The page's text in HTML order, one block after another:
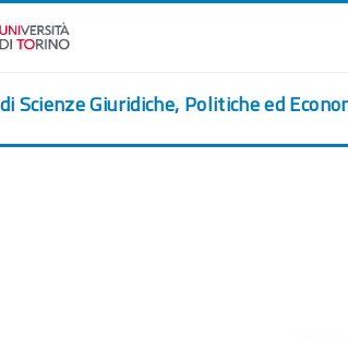
Scienze Giuridiche, Politiche ed